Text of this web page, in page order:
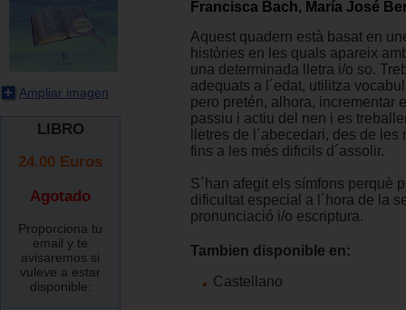
Ampliar imagen
LIBRO
24.00 Euros
Agotado
Proporciona tu
email y te
avisaremos si
vuleve a estar
disponible:
Francisca Bach, María José
Aquest quadern està basat en
històries en les quals apareix
una determinada lletra i/o so.
adequats a l´edat, utilitza
pero pretén, alhora, incrementar
passiu i actiu del nen i es
lletres de l´abecedari, des de les
fins a les més dificils d´assolir.
S´han afegit els símfons perquè
dificultat especial a l´hora de la
pronunciació i/o escriptura.
Tambien disponible en:
Castellano